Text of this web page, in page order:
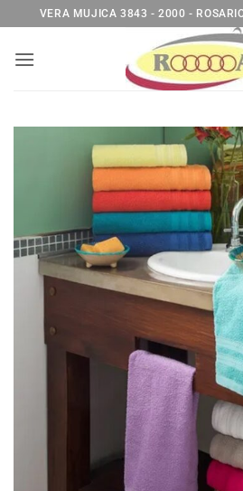
al
contenido
VERA MUJICA 3843 - 2000 -